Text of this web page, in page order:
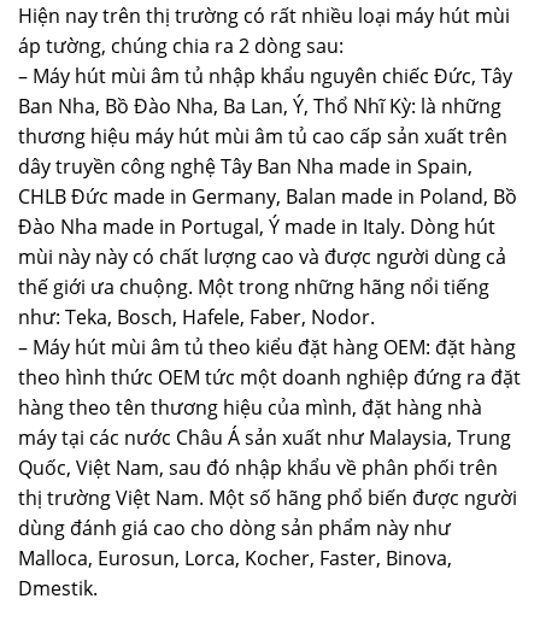
Hiện nay trên thị trường có rất nhiều loại máy hút mùi
áp tường, chúng chia ra 2 dòng sau:
– Máy hút mùi âm tủ nhập khẩu nguyên chiếc Đức, Tây
Ban Nha, Bồ Đào Nha, Ba Lan, Ý, Thổ Nhĩ Kỳ: là những
thương hiệu máy hút mùi âm tủ cao cấp sản xuất trên
dây truyền công nghệ Tây Ban Nha made in Spain,
CHLB Đức made in Germany, Balan made in Poland, Bồ
Đào Nha made in Portugal, Ý made in Italy. Dòng hút
mùi này này có chất lượng cao và được người dùng cả
thế giới ưa chuộng. Một trong những hãng nổi tiếng
như: Teka, Bosch, Hafele, Faber, Nodor.
– Máy hút mùi âm tủ theo kiểu đặt hàng OEM: đặt hàng
theo hình thức OEM tức một doanh nghiệp đứng ra đặt
hàng theo tên thương hiệu của mình, đặt hàng nhà
máy tại các nước Châu Á sản xuất như Malaysia, Trung
Quốc, Việt Nam, sau đó nhập khẩu về phân phối trên
thị trường Việt Nam. Một số hãng phổ biến được người
dùng đánh giá cao cho dòng sản phẩm này như
Malloca, Eurosun, Lorca, Kocher, Faster, Binova,
Dmestik.